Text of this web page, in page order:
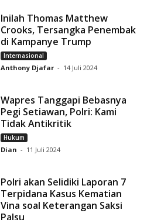
Inilah Thomas Matthew
Crooks, Tersangka Penembak
di Kampanye Trump
Internasional
Anthony Djafar - 14 Juli 2024
Wapres Tanggapi Bebasnya
Pegi Setiawan, Polri: Kami
Tidak Antikritik
Hukum
Dian - 11 Juli 2024
Polri akan Selidiki Laporan 7
Terpidana Kasus Kematian
Vina soal Keterangan Saksi
Palsu